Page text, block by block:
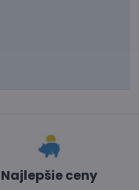
Najlepšie ceny